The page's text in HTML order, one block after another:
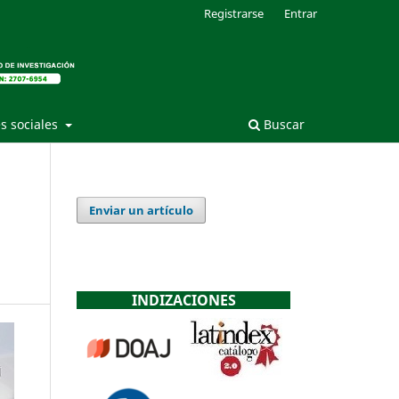
sociales Buscar
Registrarse Entrar
Enviar un artículo
INDIZACIONES